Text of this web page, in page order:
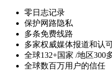
零日志记录
保护网路隐私
多条免费线路
多家权威媒体报道和认
全球132+国家 /地区300
全球数百万用户的信任